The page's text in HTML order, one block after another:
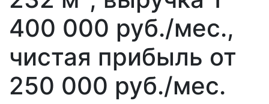
400 000 руб./мес.,
чистая прибыль от
250 000 руб./мес.